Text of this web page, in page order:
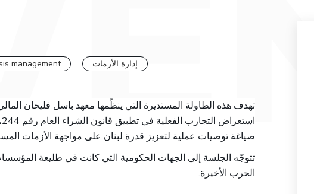
management إدارة الأزمات
تهدف هذه الطاولة المستديرة التي ينظّمها معهد باسل فليحان
صياغة توصيات عملية لتعزيز قدرة لبنان على مواجهة الأزمات
تتوجّه الجلسة إلى الجهات الحكومية التي كانت في طليعة
الحرب الأخيرة.